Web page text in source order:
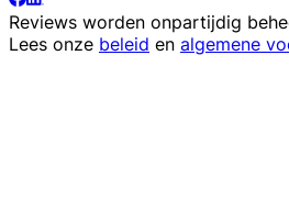
Reviews worden onpartijdig
Lees onze beleid en algemene